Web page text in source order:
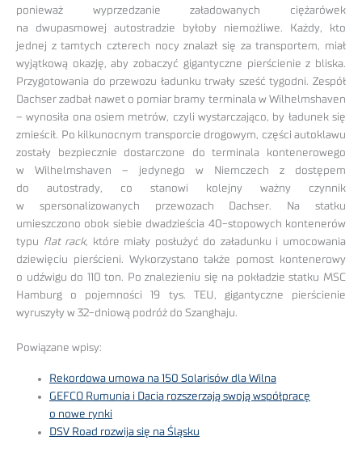
ponieważ wyprzedzanie załadowanych ciężarówek
na dwupasmowej autostradzie byłoby niemożliwe. Każdy, kto
jednej z tamtych czterech nocy znalazł się za transportem, miał
wyjątkową okazję, aby zobaczyć gigantyczne pierścienie z bliska.
Przygotowania do przewozu ładunku trwały sześć tygodni. Zespół
Dachser zadbał nawet o pomiar bramy terminala w Wilhelmshaven
– wynosiła ona osiem metrów, czyli wystarczająco, by ładunek się
zmieścił. Po kilkunocnym transporcie drogowym, części autoklawu
zostały bezpiecznie dostarczone do terminala kontenerowego
w Wilhelmshaven – jedynego w Niemczech z dostępem
do autostrady, co stanowi kolejny ważny czynnik
w spersonalizowanych przewozach Dachser. Na statku
umieszczono obok siebie dwadzieścia 40-stopowych kontenerów
typu flat rack, które miały posłużyć do załadunku i umocowania
dziewięciu pierścieni. Wykorzystano także pomost kontenerowy
o udźwigu do 110 ton. Po znalezieniu się na pokładzie statku MSC
Hamburg o pojemności 19 tys. TEU, gigantyczne pierścienie
wyruszyły w 32-dniową podróż do Szanghaju.
Powiązane wpisy:
Rekordowa umowa na 150 Solarisów dla Wilna
GEFCO Rumunia i Dacia rozszerzają swoją współpracę
o nowe rynki
DSV Road rozwija się na Śląsku